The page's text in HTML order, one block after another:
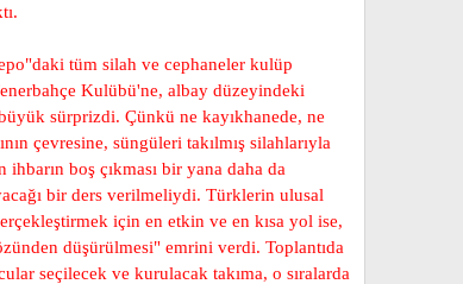
tüm silah ve cephaneler kulüp
Kulübü'ne, albay düzeyindeki
sürprizdi. Çünkü ne kayıkhanede, ne
çevresine, süngüleri takılmış silahlarıyla
boş çıkması bir yana daha da
bir ders verilmeliydi. Türklerin ulusal
için en etkin ve en kısa yol ise,
düşürülmesi" emrini verdi. Toplantıda
seçilecek ve kurulacak takıma, o sıralarda